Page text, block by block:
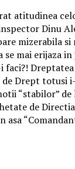
atitudinea
Dinu
mizerabila
se mai erijaza
Drept
“stabilor”
de
asa